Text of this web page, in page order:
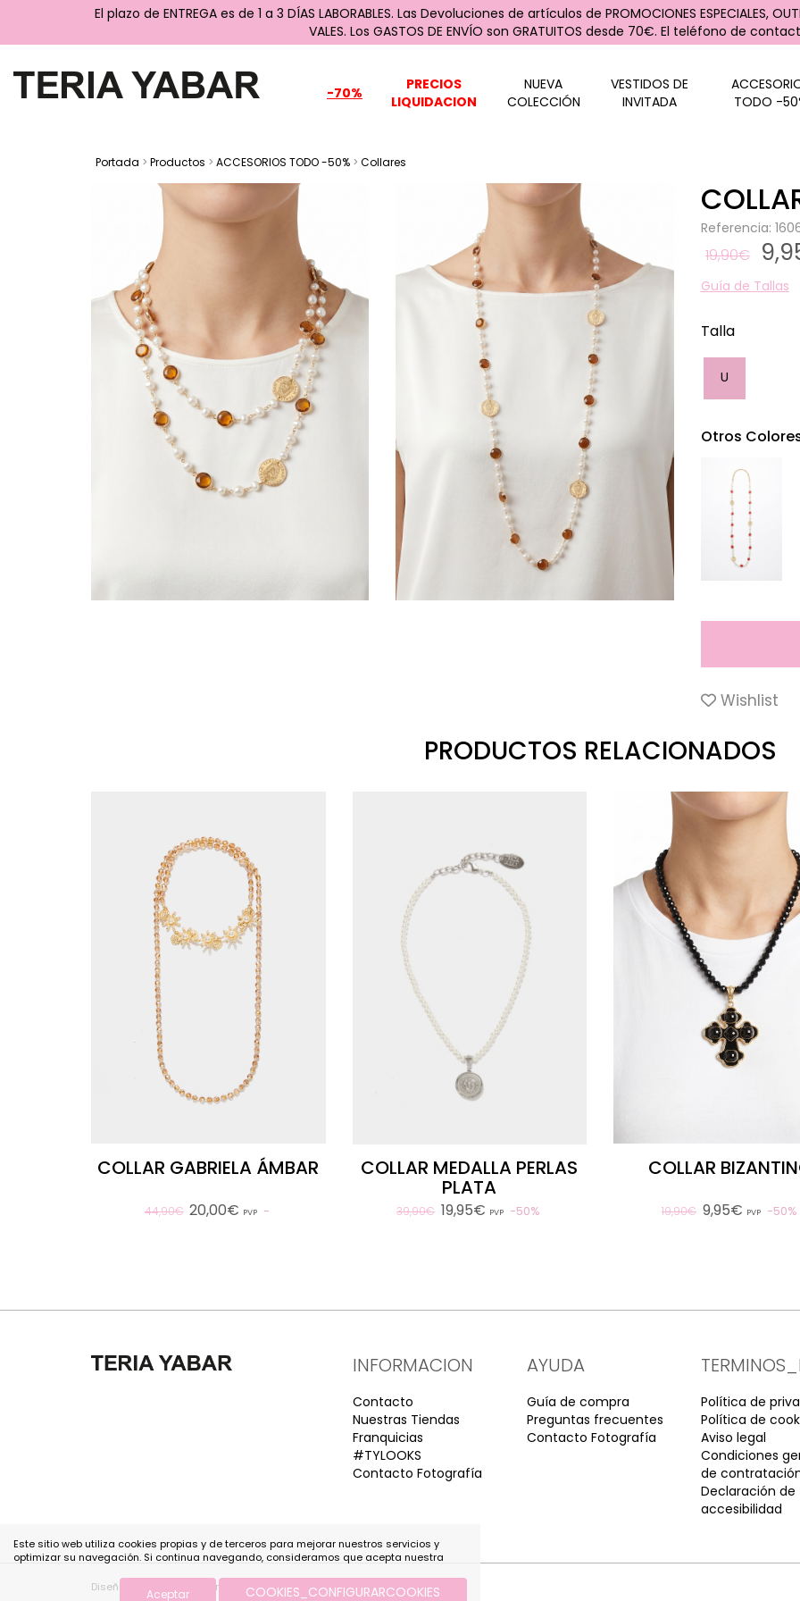
El plazo de ENTREGA es de 1 a 3 DÍAS LABORABLES. Las Devoluciones de artículos de PROMOCIONES ESPECIALES,
VALES. Los GASTOS DE ENVÍO son GRATUITOS desde 70€. El teléfono de
-70%
PRECIOS
LIQUIDACION
NUEVA
COLECCIÓN
VESTIDOS DE
INVITADA
TODO -
Portada > Productos > ACCESORIOS TODO -50% > Collares
Referencia:
19,90€
Guía de Tallas
Talla
U
Otros
Wishlist
PRODUCTOS RELACIONADOS
COLLAR GABRIELA ÁMBAR
44,90€ 20,00€ PVP
COLLAR MEDALLA PERLAS
PLATA
39,90€ 19,95€ PVP 50%
COLLAR
19,90€ 9,95€ PVP 50%
INFORMACION
Contacto
Nuestras Tiendas
Franquicias
#TYLOOKS
Contacto Fotografía
AYUDA
Guía de compra
Preguntas frecuentes
Contacto Fotografía
Política de
Política de
Aviso legal
Condiciones
de
Declaración de
accesibilidad
Diseño y Desarrollo web Im3diA comunicación
Este sitio web utiliza cookies propias y de terceros para mejorar nuestros servicios y
optimizar su navegación. Si continua navegando, consideramos que acepta nuestra
Aceptar COOKIES_CONFIGURARCOOKIES